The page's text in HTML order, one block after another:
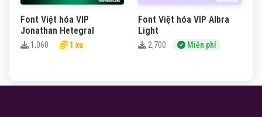
Font Việt hóa VIP
Jonathan Hetegral
1,060 1 xu
Font Việt hóa VIP Albra
Light
2,700 Miễn phí